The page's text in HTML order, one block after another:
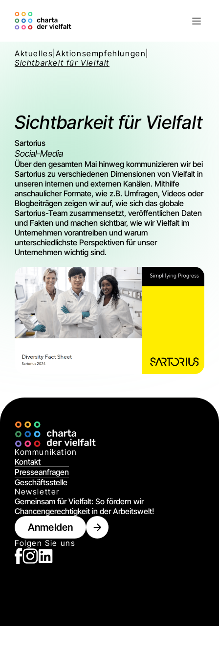
Aktuelles |Aktionsempfehlungen
Sichtbarkeit für Vielfalt
Sichtbarkeit für Vielfalt
Sartorius
Social-Media
Über den gesamten Mai hinweg kommunizieren wir bei
Sartorius zu verschiedenen Dimensionen von Vielfalt in
unseren internen und externen Kanälen. Mithilfe
anschaulicher Formate, wie z.B. Umfragen, Videos oder
Blogbeiträgen zeigen wir auf, wie sich das globale
Sartorius-Team zusammensetzt, veröffentlichen Daten
und Fakten und machen sichtbar, wie wir Vielfalt im
Unternehmen vorantreiben und warum
unterschiedlichste Perspektiven für unser
Unternehmen wichtig sind.
Kommunikation
Kontakt
Presseanfragen
Geschäftsstelle
Newsletter
Gemeinsam für Vielfalt: So fördern wir
Chancengerechtigkeit in der Arbeitswelt!
Anmelden
Folgen Sie uns